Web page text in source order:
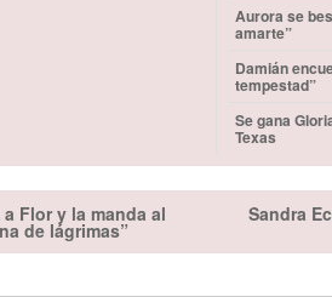
Aurora se
amarte”
Damián
tempestad”
Se gana
Texas
Flor y la manda al
de lágrimas”
Sandra